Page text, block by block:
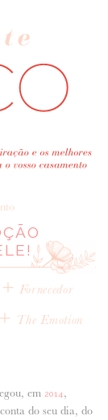
+ Fornecedor
+ The Emotion
em 2014 ,
do seu dia, do